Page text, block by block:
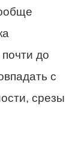
до
с
срезы